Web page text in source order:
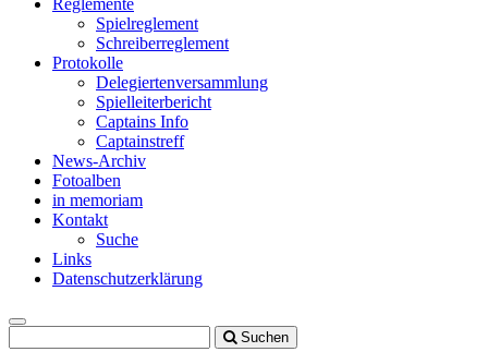
Spielreglement
Schreiberreglement
Protokolle
Delegiertenversammlung
Spielleiterbericht
Captains Info
Captainstreff
News-Archiv
Fotoalben
in memoriam
Kontakt
Suche
Links
Datenschutzerklärung
Toggle
navigation
Suchen